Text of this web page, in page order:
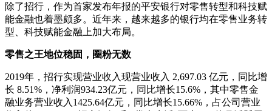
除了招行，作为首家发布年报的平安银行对零售转型和科技赋
能金融也着墨颇多。近年来，越来越多的银行均在零售业务转
型、科技赋能金融上加大布局。
零售之王地位稳固，圈粉无数
2019年，招行实现营业收入现营业收入 2,697.03 亿元，同比增
长 8.51%，净利润934.23亿元，同比增长15.6%，其中零售金
融业务营业收入1425.64亿元，同比增长15.66%，占公司营业